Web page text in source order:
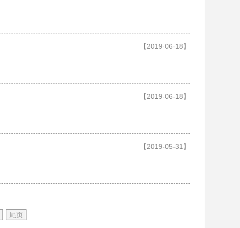
【2019-06-18】
【2019-06-18】
【2019-05-31】
尾页